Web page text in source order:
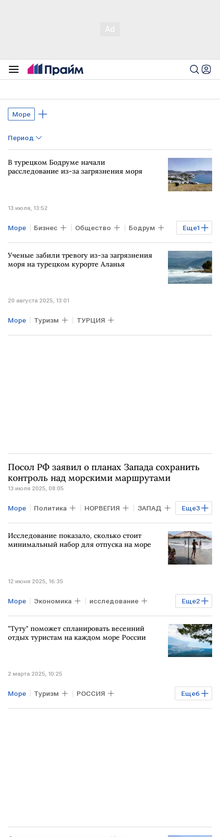
Море
Период
В турецком Бодруме начали
расследование из-за загрязнения моря
13 июля, 13:52
Еще1
Море Бизнес Общество Бодрум
ТУРЦИЯ
Ученые забили тревогу из-за загрязнения
моря на турецком курорте Аланья
20 августа 2025, 13:01
Море Туризм ТУРЦИЯ
Посол РФ заявил о планах Запада сохранить
контроль над морскими маршрутами
13 июля 2025, 08:05
Еще3
Море Политика НОРВЕГИЯ ЗАПАД
ЕС РОССИЯ морское судоходство
Исследование показало, сколько стоит
минимальный набор для отпуска на море
12 июня 2025, 16:35
Еще2
Море Экономика исследование
стоимость отпуск
"Туту" поможет спланировать весенний
отдых туристам на каждом море России
2 марта 2025, 10:25
Еще6
Море Туризм РОССИЯ
Азовское море отдых